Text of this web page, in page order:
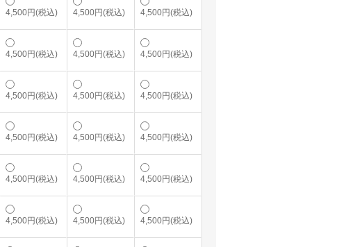
4,500円(税込) 4,500円(税込) 4,500円(税込)
4,500円(税込) 4,500円(税込) 4,500円(税込)
4,500円(税込) 4,500円(税込) 4,500円(税込)
4,500円(税込) 4,500円(税込) 4,500円(税込)
4,500円(税込) 4,500円(税込) 4,500円(税込)
4,500円(税込) 4,500円(税込) 4,500円(税込)